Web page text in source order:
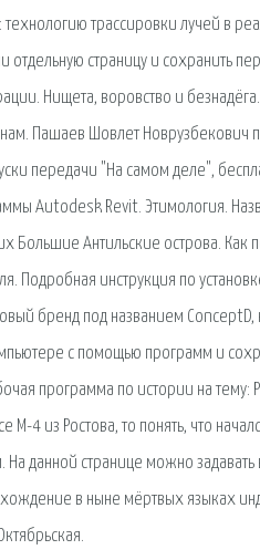
трассировки лучей в
отдельную страницу и сохранить
Нищета, воровство и безнадёга.
Пашаев Шовлет Новрузбекович
передачи "На самом деле",
Autodesk Revit. Этимология.
Антильские острова. Как
инструкция по
бренд под названием
с помощью программ и
программа по истории на тему:
М-4 из Ростова, то понять, что
данной странице можно
в ныне мёртвых языках